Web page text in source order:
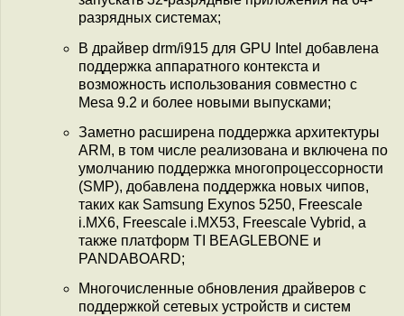
разрядных системах;
В драйвер drm/i915 для GPU Intel добавлена
поддержка аппаратного контекста и
возможность использования совместно с
Mesa 9.2 и более новыми выпусками;
Заметно расширена поддержка архитектуры
ARM, в том числе реализована и включена по
умолчанию поддержка многопроцессорности
(SMP), добавлена поддержка новых чипов,
таких как Samsung Exynos 5250, Freescale
i.MX6, Freescale i.MX53, Freescale Vybrid, а
также платформ TI BEAGLEBONE и
PANDABOARD;
Многочисленные обновления драйверов с
поддержкой сетевых устройств и систем